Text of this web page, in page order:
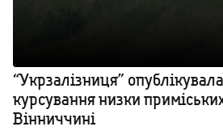
“Укрзалізниця”
курсування низки
Вінниччині